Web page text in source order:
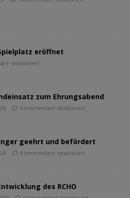
eröffnet
deaktiviert
zum Ehrungsabend
Kommentare deaktiviert
geehrt und befördert
Kommentare deaktiviert
des RCHO